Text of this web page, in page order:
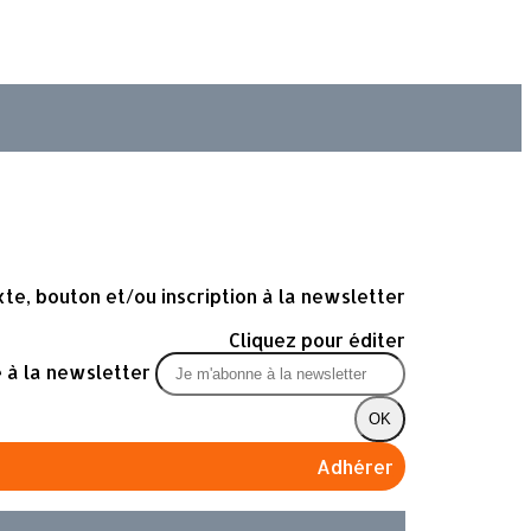
bouton et/ou inscription à la newsletter
Cliquez pour éditer
à la newsletter
OK
Adhérer